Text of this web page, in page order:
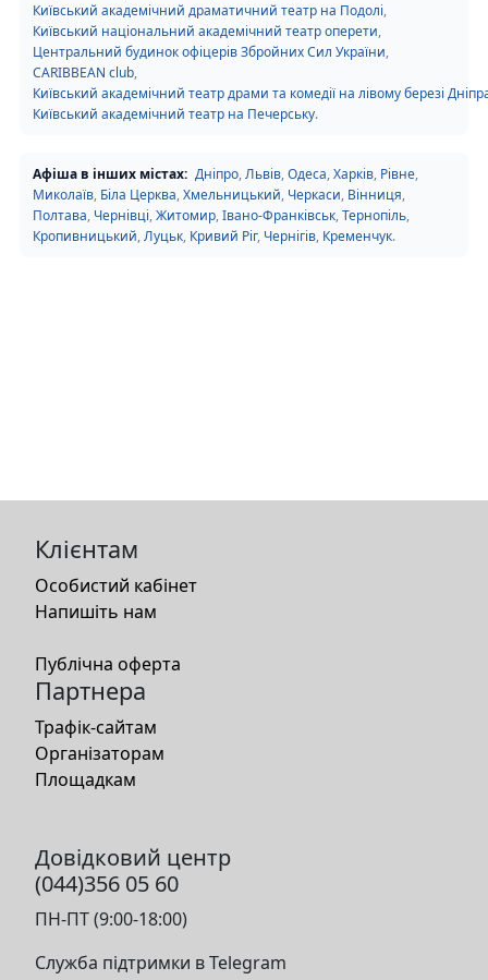
Київський академічний драматичний театр на Подолі,
Київський національний академічний театр оперети,
Центральний будинок офіцерів Збройних Сил України,
CARIBBEAN club,
Київський академічний театр драми та комедії на лівому березі
Київський академічний театр на Печерську.
Афіша в інших містах: Дніпро,Львів,Одеса,Харків, Рівне,
Миколаїв, Біла Церква,Хмельницький, Черкаси, Вінниця,
Полтава, Чернівці,Житомир,Івано-Франківськ,Тернопіль,
Кропивницький,Луцьк, Кривий Ріг, Чернігів, Кременчук.
Клієнтам
Особистий кабінет
Напишіть нам
Публічна оферта
Партнера
Трафік-сайтам
Організаторам
Площадкам
Довідковий центр
(044)356 05 60
ПН-ПТ (9:00-18:00)
Служба підтримки в Telegram